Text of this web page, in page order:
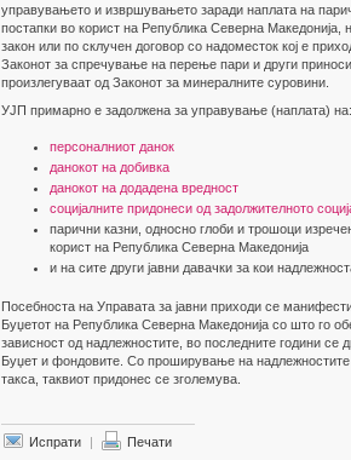
управувањето и извршувањето заради наплата на
постапки во корист на Република Северна Македонија,
закон или по склучен договор со надоместок кој е
Законот за спречување на перење пари и други
произлегуваат од Законот за минералните суровини.
УЈП примарно е задолжена за управување (наплата) на:
персоналниот данок
данокот на добивка
данокот на додадена вредност
социјалните придонеси од задолжителното
парични казни, односно глоби и трошоци
корист на Република Северна Македонија
и на сите други јавни давачки за кои
Посебноста на Управата за јавни приходи се
Буџетот на Република Северна Македонија со што го
зависност од надлежностите, во последните години
Буџет и фондовите. Со проширување на
такса, таквиот придонес се зголемува.
Испрати | Печати